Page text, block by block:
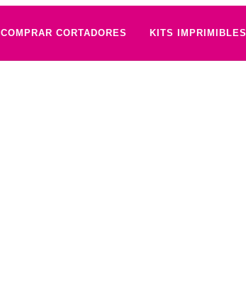
COMPRAR CORTADORES KITS IMPRIMIBLES